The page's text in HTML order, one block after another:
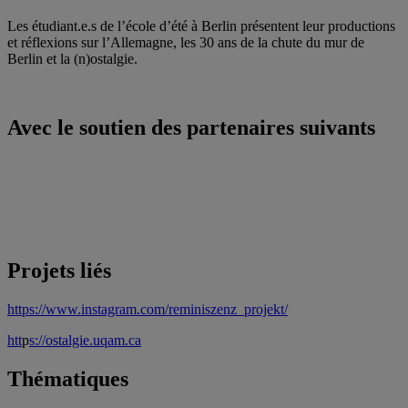
Les étudiant.e.s de l’école d’été à Berlin présentent leur productions
et réflexions sur l’Allemagne, les 30 ans de la chute du mur de
Berlin et la (n)ostalgie.
Avec le soutien des partenaires suivants
Projets liés
https://www.instagram.com/reminiszenz_projekt/
https://ostalgie.uqam.ca
Thématiques